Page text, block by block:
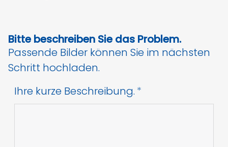
Bitte beschreiben Sie das Problem.
Passende Bilder können Sie im nächsten
Schritt hochladen.
Ihre kurze Beschreibung.